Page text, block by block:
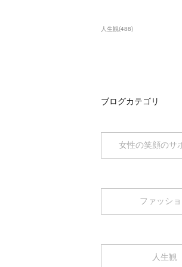
人生観(488)
ブログカテゴリ
女性の笑顔のサ
ファッシ
人生観